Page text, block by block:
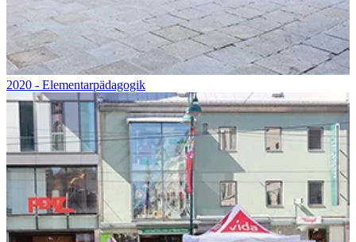
2020 - Elementarpädagogik